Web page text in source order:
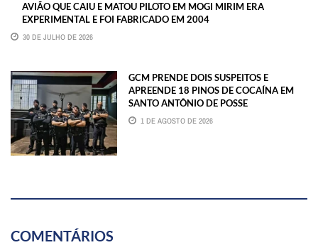
AVIÃO QUE CAIU E MATOU PILOTO EM MOGI MIRIM ERA
EXPERIMENTAL E FOI FABRICADO EM 2004
30 DE JULHO DE 2026
GCM PRENDE DOIS SUSPEITOS E
APREENDE 18 PINOS DE COCAÍNA EM
SANTO ANTÔNIO DE POSSE
1 DE AGOSTO DE 2026
COMENTÁRIOS